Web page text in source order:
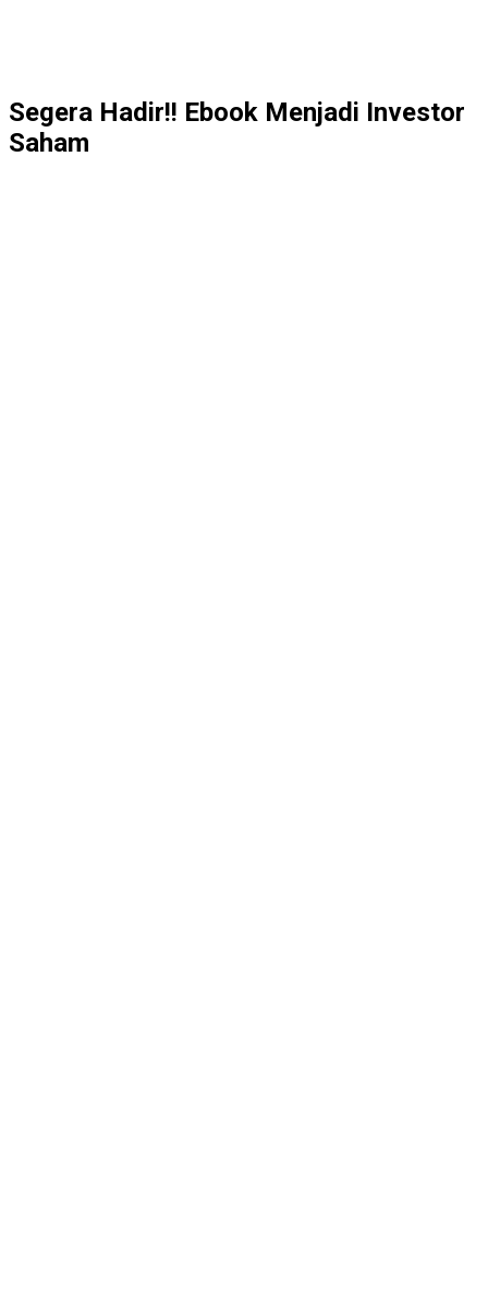
Segera Hadir!! Ebook Menjadi Investor
Saham